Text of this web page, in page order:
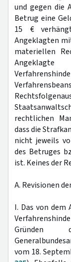
und gegen die
Betrug eine
15 €
Angeklagten
materiellen
rechtlichen
dass die
nicht jeweils
des Betruges
ist. Keines der
A. Revisionen
I. Das von dem
Gründen
vom 18.